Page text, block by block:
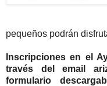
pequeños podrán
Inscripciones en el
través del email
formulario